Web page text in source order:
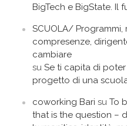
BigTech e BigState. Il
SCUOLA/ Programmi,
compresenze,
cambiare
suSe ti capita di
progetto di una
coworking Bari suTo
that is the question –